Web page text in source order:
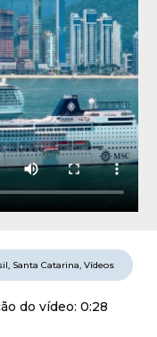
, Santa Catarina, Vídeos
do vídeo: 0:28